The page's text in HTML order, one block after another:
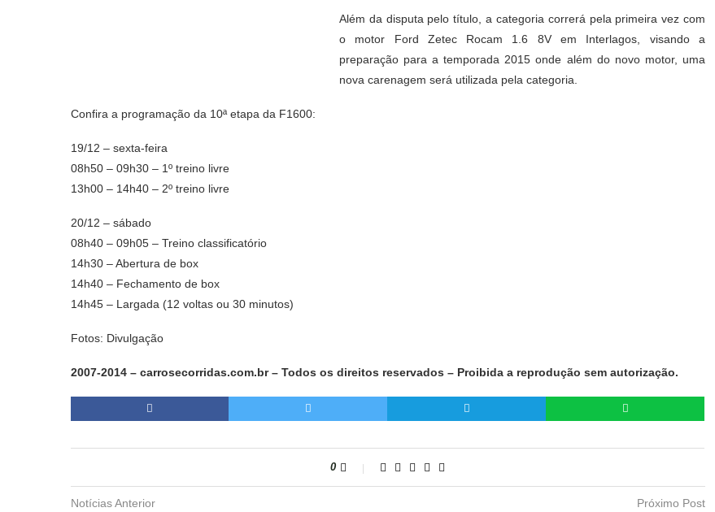
Além da disputa pelo título, a categoria correrá pela primeira vez com
o motor Ford Zetec Rocam 1.6 8V em Interlagos, visando a
preparação para a temporada 2015 onde além do novo motor, uma
nova carenagem será utilizada pela categoria.
Confira a programação da 10ª etapa da F1600:
19/12 – sexta-feira
08h50 – 09h30 – 1º treino livre
13h00 – 14h40 – 2º treino livre
20/12 – sábado
08h40 – 09h05 – Treino classificatório
14h30 – Abertura de box
14h40 – Fechamento de box
14h45 – Largada (12 voltas ou 30 minutos)
Fotos: Divulgação
2007-2014 – carrosecorridas.com.br – Todos os direitos reservados – Proibida a reprodução sem autorização.
0
Notícias Anterior
Próximo Post